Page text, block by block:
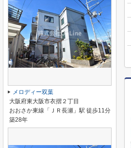
メロディー双葉
大阪府東大阪市衣摺２丁目
おおさか東線「ＪＲ長瀬」駅 徒歩11分
築28年